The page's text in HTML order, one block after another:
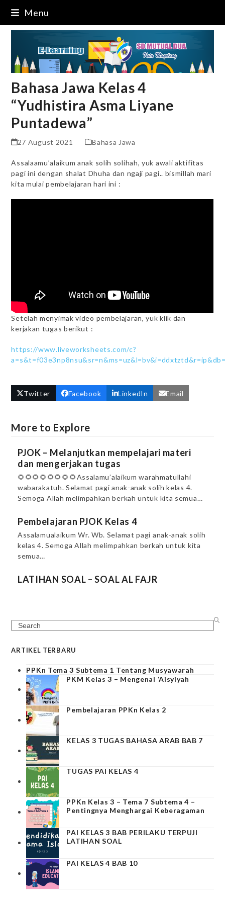
content
Menu
Bahasa Jawa Kelas 4
“Yudhistira Asma Liyane
Puntadewa”
27 August 2021 Bahasa Jawa
Assalaamu’alaikum anak solih solihah, yuk awali aktifitas
pagi ini dengan shalat Dhuha dan ngaji pagi.. bismillah mari
kita mulai pembelajaran hari ini :
Setelah menyimak video pembelajaran, yuk klik dan
kerjakan tugas berikut :
https://www.liveworksheets.com/c?
Twitter Facebook LinkedIn Email
More to Explore
PJOK – Melanjutkan mempelajari materi
dan mengerjakan tugas
🌻🌻🌻🌻🌻🌻🌻🌻Assalamu’alaikum warahmatullahi
wabarakatuh. Selamat pagi anak-anak solih kelas 4.
Semoga Allah melimpahkan berkah untuk kita semua…
Pembelajaran PJOK Kelas 4
Assalamualaikum Wr. Wb. Selamat pagi anak-anak solih
kelas 4. Semoga Allah melimpahkan berkah untuk kita
semua…
LATIHAN SOAL – SOAL AL FAJR
Search
ARTIKEL TERBARU
PPKn Tema 3 Subtema 1 Tentang Musyawarah
PKM Kelas 3 – Mengenal ‘Aisyiyah
Pembelajaran PPKn Kelas 2
KELAS 3 TUGAS BAHASA ARAB BAB 7
TUGAS PAI KELAS 4
PPKn Kelas 3 – Tema 7 Subtema 4 –
Pentingnya Menghargai Keberagaman
PAI KELAS 3 BAB PERILAKU TERPUJI
LATIHAN SOAL
PAI KELAS 4 BAB 10